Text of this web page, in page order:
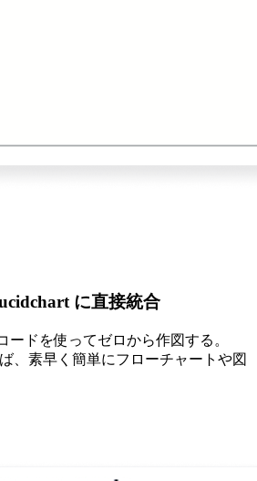
に直接統合
ードを使ってゼロから作図する。
、素早く簡単にフローチャートや図